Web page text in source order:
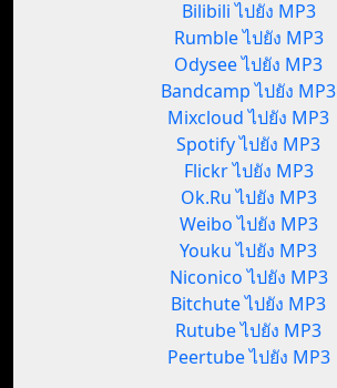
Bilibili ไปยัง MP3
Rumble ไปยัง MP3
Odysee ไปยัง MP3
Bandcamp ไปยัง MP3
Mixcloud ไปยัง MP3
Spotify ไปยัง MP3
Flickr ไปยัง MP3
Ok.Ru ไปยัง MP3
Weibo ไปยัง MP3
Youku ไปยัง MP3
Niconico ไปยัง MP3
Bitchute ไปยัง MP3
Rutube ไปยัง MP3
Peertube ไปยัง MP3